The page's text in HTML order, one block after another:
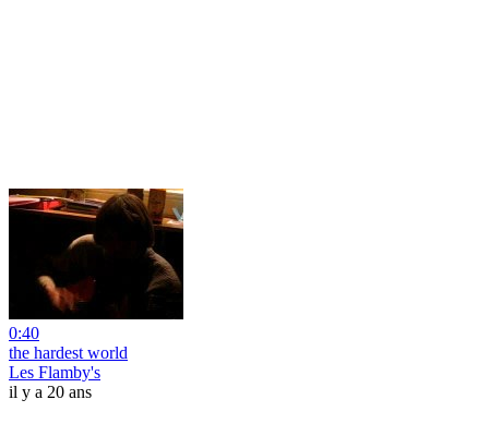
0:40
the hardest world
Les Flamby's
il y a 20 ans